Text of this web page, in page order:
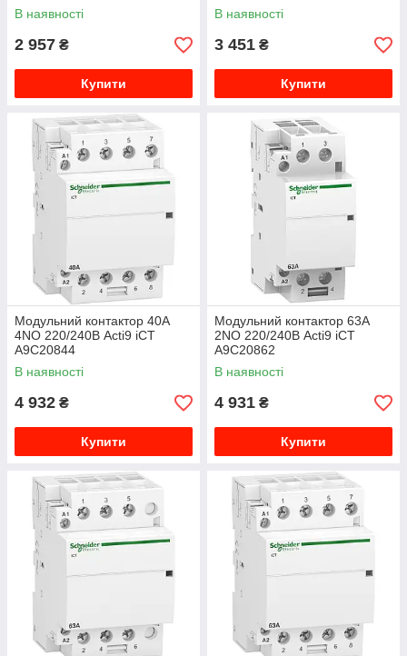
В наявності
2 957 ₴
Купити
В наявності
3 451 ₴
Купити
Модульний контактор 40A
4NO 220/240В Acti9 iCT
A9C20844
В наявності
4 932 ₴
Купити
Модульний контактор 63A
2NO 220/240В Acti9 iCT
A9C20862
В наявності
4 931 ₴
Купити